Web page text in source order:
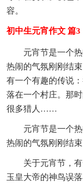
容。
初中生元宵作文 篇3
元宵节是一个
热闹的气氛刚刚结
有一个有趣的传说
落在一个村庄。那
很多猎人……
元宵节是一个
热闹的气氛刚刚结
关于元宵节，
玉皇大帝的神鸟误